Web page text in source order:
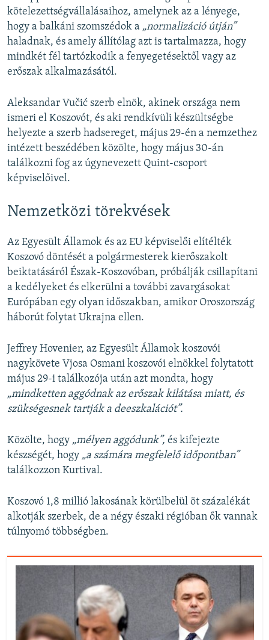
kötelezettségvállalásaihoz, amelynek az a lényege,
hogy a balkáni szomszédok a „normalizáció útján”
haladnak, és amely állítólag azt is tartalmazza, hogy
mindkét fél tartózkodik a fenyegetésektől vagy az
erőszak alkalmazásától.
Aleksandar Vučić szerb elnök, akinek országa nem
ismeri el Koszovót, és aki rendkívüli készültségbe
helyezte a szerb hadsereget, május 29-én a nemzethez
intézett beszédében közölte, hogy május 30-án
találkozni fog az úgynevezett Quint-csoport
képviselőivel.
Nemzetközi törekvések
Az Egyesült Államok és az EU képviselői elítélték
Koszovó döntését a polgármesterek kierőszakolt
beiktatásáról Észak-Koszovóban, próbálják csillapítani
a kedélyeket és elkerülni a további zavargásokat
Európában egy olyan időszakban, amikor Oroszország
háborút folytat Ukrajna ellen.
Jeffrey Hovenier, az Egyesült Államok koszovói
nagykövete Vjosa Osmani koszovói elnökkel folytatott
május 29-i találkozója után azt mondta, hogy
„mindketten aggódnak az erőszak kilátása miatt, és
szükségesnek tartják a deeszkalációt”.
Közölte, hogy „mélyen aggódunk”, és kifejezte
készségét, hogy „a számára megfelelő időpontban”
találkozzon Kurtival.
Koszovó 1,8 millió lakosának körülbelül öt százalékát
alkotják szerbek, de a négy északi régióban ők vannak
túlnyomó többségben.